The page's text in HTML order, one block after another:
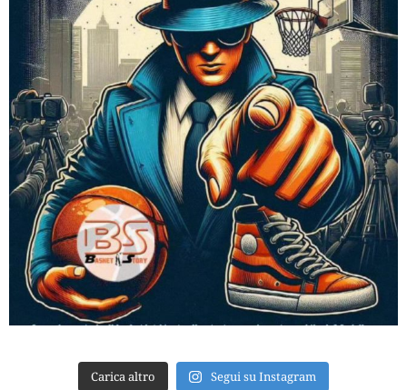
Carica altro Segui su Instagram